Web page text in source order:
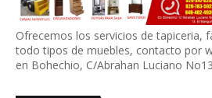
Ofrecemos los servicios de tapiceria,
todo tipos de muebles, contacto por
en Bohechio, C/Abrahan Luciano No13